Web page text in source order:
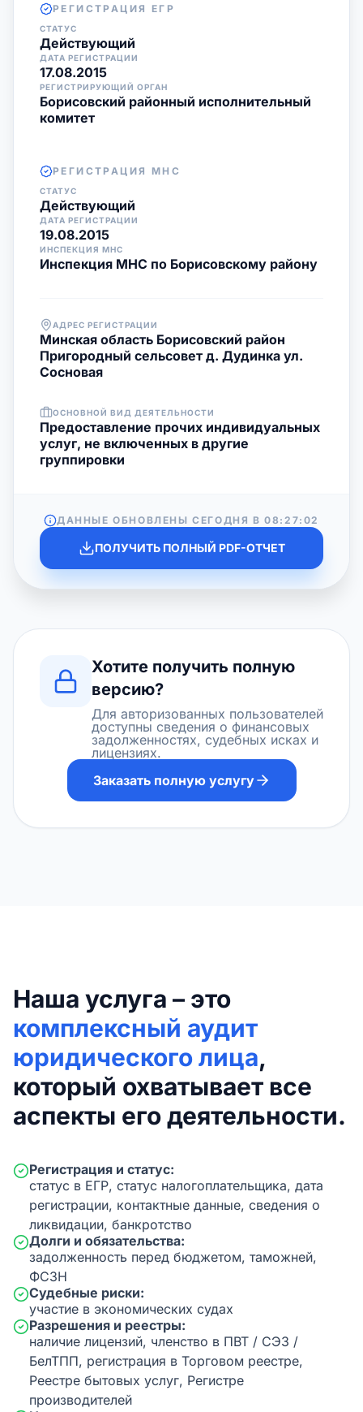
РЕГИСТРАЦИЯ ЕГР
СТАТУС
Действующий
ДАТА РЕГИСТРАЦИИ
17.08.2015
РЕГИСТРИРУЮЩИЙ ОРГАН
Борисовский районный исполнительный
комитет
РЕГИСТРАЦИЯ МНС
СТАТУС
Действующий
ДАТА РЕГИСТРАЦИИ
19.08.2015
ИНСПЕКЦИЯ МНС
Инспекция МНС по Борисовскому району
АДРЕС РЕГИСТРАЦИИ
Минская область Борисовский район
Пригородный сельсовет д. Дудинка ул.
Сосновая
ОСНОВНОЙ ВИД ДЕЯТЕЛЬНОСТИ
Предоставление прочих индивидуальных
услуг, не включенных в другие
группировки
ДАННЫЕ ОБНОВЛЕНЫ СЕГОДНЯ В08:27:02
ПОЛУЧИТЬ ПОЛНЫЙ PDF-ОТЧЕТ
Хотите получить полную
версию?
Для авторизованных пользователей
доступны сведения о финансовых
задолженностях, судебных исках и
лицензиях.
Заказать полную услугу
Наша услуга – это
комплексный аудит
юридического лица,
который охватывает все
аспекты его деятельности.
Регистрация и статус:
статус в ЕГР, статус налогоплательщика, дата
регистрации, контактные данные, сведения о
ликвидации, банкротство
Долги и обязательства:
задолженность перед бюджетом, таможней,
ФСЗН
Судебные риски:
участие в экономических судах
Разрешения и реестры:
наличие лицензий, членство в ПВТ / СЭЗ /
БелТПП, регистрация в Торговом реестре,
Реестре бытовых услуг, Регистре
производителей